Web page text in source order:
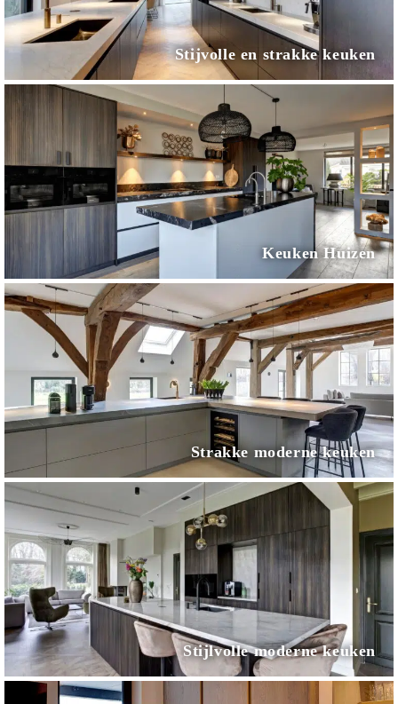
Stijvolle en strakke keuken
Keuken Huizen
Strakke moderne keuken
Stijlvolle moderne keuken